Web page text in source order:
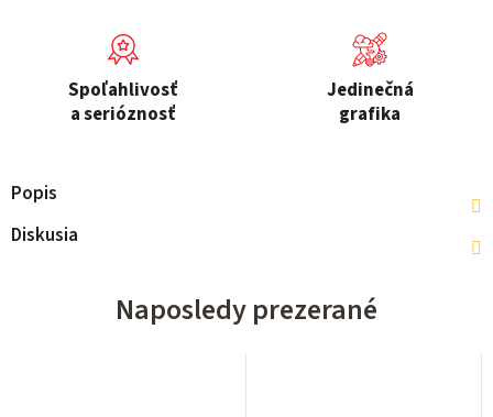
Spoľahlivosť
a serióznosť
Jedinečná
grafika
Popis
Diskusia
Naposledy prezerané